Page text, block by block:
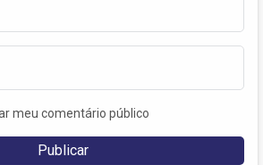
meu comentário público